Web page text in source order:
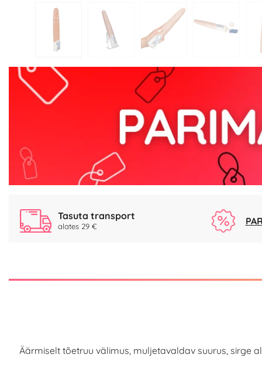
Tasuta transport
alates 29 €
Äärmiselt tõetruu välimus, muljetavaldav suurus, sirge